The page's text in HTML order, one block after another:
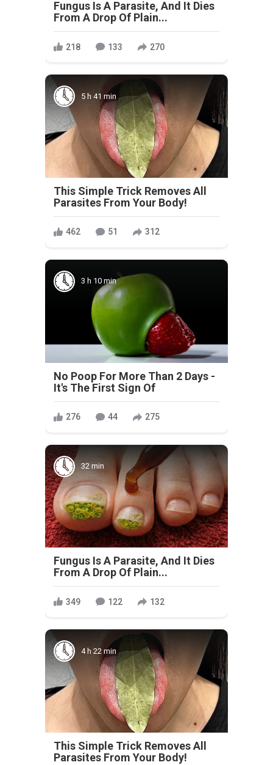
Fungus Is A Parasite, And It Dies
From A Drop Of Plain...
218 133 270
5 h 41 min
This Simple Trick Removes All
Parasites From Your Body!
462 51 312
3 h 10 min
No Poop For More Than 2 Days -
It's The First Sign Of
276 44 275
32 min
Fungus Is A Parasite, And It Dies
From A Drop Of Plain...
349 122 132
4 h 22 min
This Simple Trick Removes All
Parasites From Your Body!